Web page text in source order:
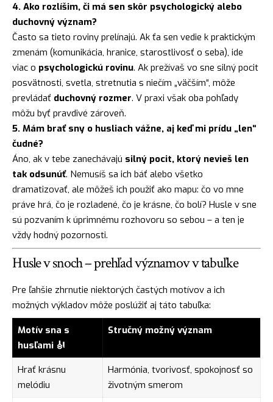
4. Ako rozlíšim, či má sen skôr psychologický alebo
duchovný význam?
Často sa tieto roviny prelínajú. Ak ťa sen vedie k praktickým
zmenám (komunikácia, hranice, starostlivosť o seba), ide
viac o psychologickú rovinu. Ak prežívaš vo sne silný pocit
posvätnosti, svetla, stretnutia s niečím „väčším“, môže
prevládať duchovný rozmer. V praxi však oba pohľady
môžu byť pravdivé zároveň.
5. Mám brať sny o husliach vážne, aj keď mi prídu „len“
čudné?
Áno, ak v tebe zanechávajú silný pocit, ktorý nevieš len
tak odsunúť. Nemusíš sa ich báť alebo všetko
dramatizovať, ale môžeš ich použiť ako mapu: čo vo mne
práve hrá, čo je rozladené, čo je krásne, čo bolí? Husle v sne
sú pozvaním k úprimnému rozhovoru so sebou – a ten je
vždy hodný pozornosti.
Husle v snoch – prehľad významov v tabuľke
Pre ľahšie zhrnutie niektorých častých motívov a ich
možných výkladov môže poslúžiť aj táto tabuľka:
Motív sna s
husľami 🎻
Stručný možný význam
Hrať krásnu
melódiu
Harmónia, tvorivosť, spokojnosť so
životným smerom